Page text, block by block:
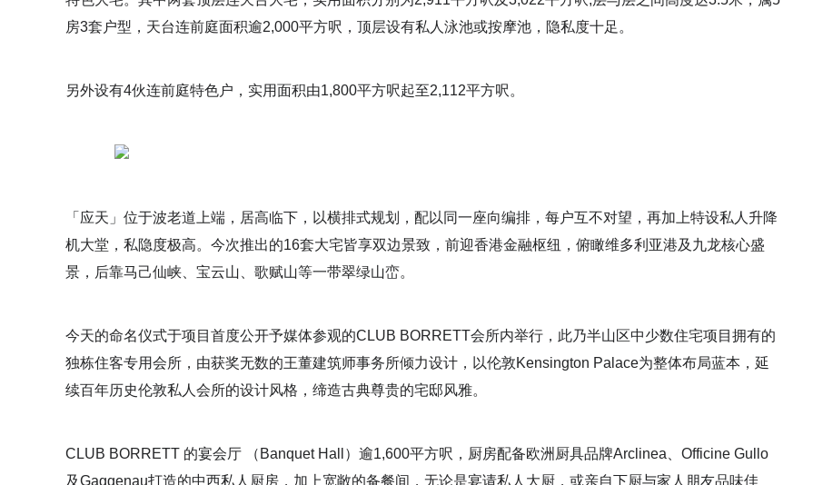
房3套户型，天台连前庭面积逾2,000平方呎，顶层设有私人泳池或按摩池，隐私度十足。
另外设有4伙连前庭特色户，实用面积由1,800平方呎起至2,112平方呎。
「应天」位于波老道上端，居高临下，以横排式规划，配以同一座向编排，每户互不对望，再加上特设私人升降
机大堂，私隐度极高。今次推出的16套大宅皆享双边景致，前迎香港金融枢纽，俯瞰维多利亚港及九龙核心盛
景，后靠马己仙峡、宝云山、歌赋山等一带翠绿山峦。
今天的命名仪式于项目首度公开予媒体参观的CLUB BORRETT会所内举行，此乃半山区中少数住宅项目拥有的
独栋住客专用会所，由获奖无数的王董建筑师事务所倾力设计，以伦敦Kensington Palace为整体布局蓝本，延
续百年历史伦敦私人会所的设计风格，缔造古典尊贵的宅邸风雅。
CLUB BORRETT 的宴会厅 （Banquet Hall）逾1,600平方呎，厨房配备欧洲厨具品牌Arclinea、Officine Gullo
及Gaggenau打造的中西私人厨房，加上宽敞的备餐间，无论是宴请私人大厨，或亲自下厨与家人朋友品味佳